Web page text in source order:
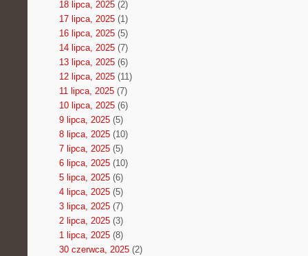
18 lipca, 2025(2)
17 lipca, 2025(1)
16 lipca, 2025(5)
14 lipca, 2025(7)
13 lipca, 2025(6)
12 lipca, 2025(11)
11 lipca, 2025(7)
10 lipca, 2025(6)
9 lipca, 2025(5)
8 lipca, 2025(10)
7 lipca, 2025(5)
6 lipca, 2025(10)
5 lipca, 2025(6)
4 lipca, 2025(5)
3 lipca, 2025(7)
2 lipca, 2025(3)
1 lipca, 2025(8)
30 czerwca, 2025(2)